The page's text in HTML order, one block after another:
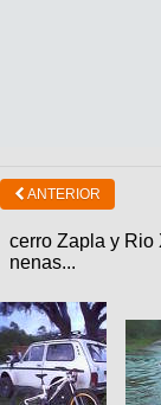
ANTERIOR
cerro Zapla y Rio
nenas...